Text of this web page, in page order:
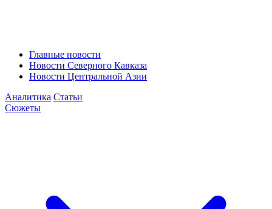
Главные новости
Новости Северного Кавказа
Новости Центральной Азии
Аналитика Статьи
Сюжеты